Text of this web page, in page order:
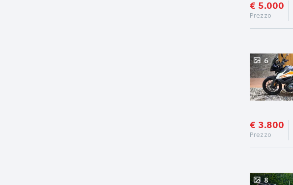
€ 5.000
Prezzo
6
€ 3.800
Prezzo
8